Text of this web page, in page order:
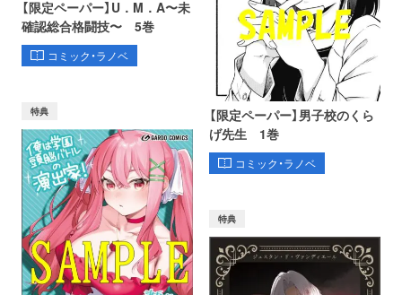
【限定ペーパー】U．M．A〜未
確認総合格闘技〜 5巻
コミック・ラノベ
【限定ペーパー】男子校のくら
げ先生 1巻
コミック・ラノベ
特典
特典